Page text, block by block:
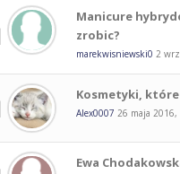
Manicure
zrobic?
marekwisniewski0 2
Kosmetyki,
Alex0007 26 maja 2016,
Ewa